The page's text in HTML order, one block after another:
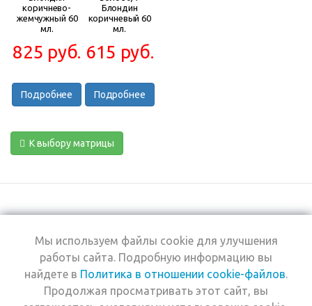
коричнево-
жемчужный 60
мл.
825 руб.
Подробнее
Блондин
коричневый 60
мл.
615 руб.
Подробнее
К выбору матрицы
+7 (495) 969-0950
2026 © Интернет-
магазин Estel
Компания
Информация
Мы используем файлы cookie для улучшения
работы сайта. Подробную информацию вы
найдете в Политика в отношении cookie-файлов.
Продолжая просматривать этот сайт, вы